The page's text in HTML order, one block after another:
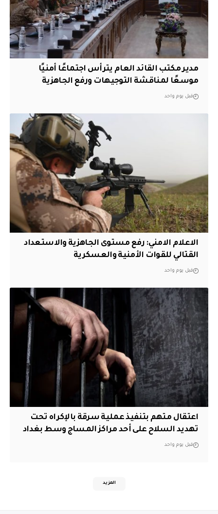
مدير مكتب القائد العام يترأس اجتماعًا أمنيًا
موسعًا لمناقشة التوجيهات ورفع الجاهزية
قبل يوم واحد
الاعلام الامني: رفع مستوى الجاهزية والاستعداد
القتالي للقوات الأمنية والعسكرية
قبل يوم واحد
اعتقال متهم بتنفيذ عملية سرقة بالإكراه تحت
تهديد السلاح على أحد مراكز المساج وسط بغداد
قبل يوم واحد
المزيد